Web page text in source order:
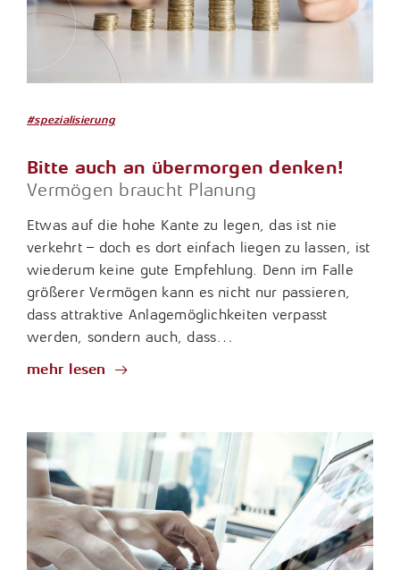
#spezialisierung
Bitte auch an übermorgen denken!
Vermögen braucht Planung
Etwas auf die hohe Kante zu legen, das ist nie
verkehrt – doch es dort einfach liegen zu lassen, ist
wiederum keine gute Empfehlung. Denn im Falle
größerer Vermögen kann es nicht nur passieren,
dass attraktive Anlagemöglichkeiten verpasst
werden, sondern auch, dass…
mehr lesen